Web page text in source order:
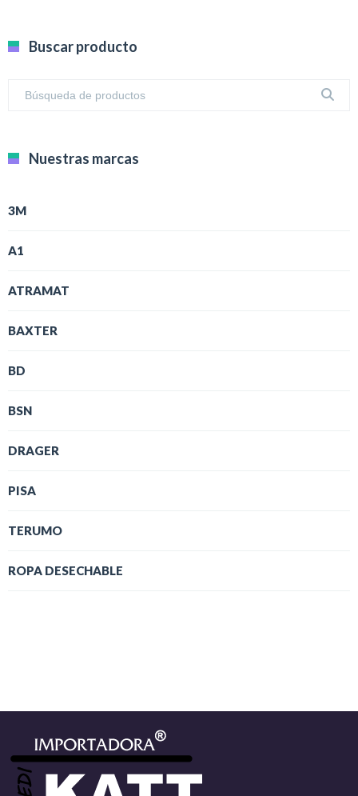
Buscar producto
Nuestras marcas
3M
A1
ATRAMAT
BAXTER
BD
BSN
DRAGER
PISA
TERUMO
ROPA DESECHABLE